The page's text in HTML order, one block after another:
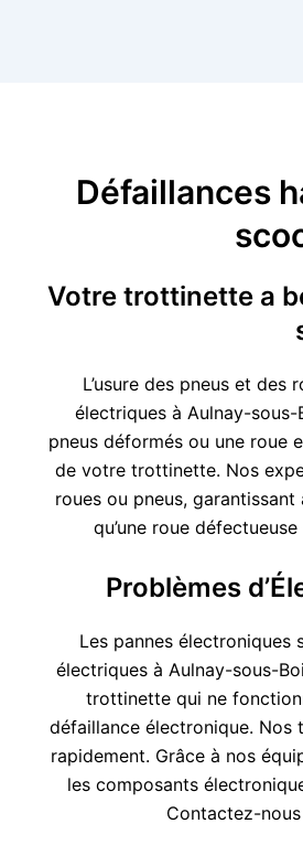
Défaillances
Votre trottinette a
L’usure des pneus et
électriques à Aulnay-
pneus déformés ou une roue
de votre trottinette. Nos
roues ou pneus,
qu’une roue
Problèmes
Les pannes
électriques à Aulnay-sous-
trottinette qui ne
défaillance électronique. Nos
rapidement. Grâce à nos
les composants
Contactez-